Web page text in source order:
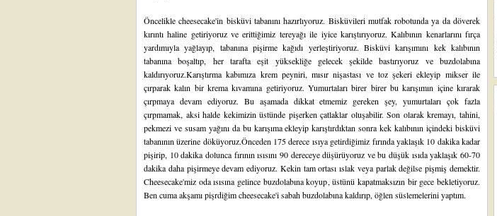
Öncelikle cheesecake'in bisküvi tabanını hazırlıyoruz. Bisküvileri mutfak robotunda ya da döverek
kırıntı haline getiriyoruz ve erittiğimiz tereyağı ile iyice karıştırıyoruz. Kalıbının kenarlarını fırça
yardımıyla yağlayıp, tabanına pişirme kağıdı yerleştiriyoruz. Bisküvi karışımını kek kalıbının
tabanına boşaltıp, her tarafta eşit yüksekliğe gelecek şekilde bastırıyoruz ve buzdolabına
kaldırıyoruz.Karıştırma kabımıza krem peyniri, mısır nişastası ve toz şekeri ekleyip mikser ile
çırparak kalın bir krema kıvamına getiriyoruz. Yumurtaları birer birer bu karışımın içine kırarak
çırpmaya devam ediyoruz. Bu aşamada dikkat etmemiz gereken şey, yumurtaları çok fazla
çırpmamak, aksi halde kekimizin üstünde pişerken çatlaklar oluşabilir. Son olarak kremayı, tahini,
pekmezi ve susam yağını da bu karışıma ekleyip karıştırdıktan sonra kek kalıbının içindeki bisküvi
tabanının üzerine döküyoruz.Önceden 175 derece ısıya getirdiğimiz fırında yaklaşık 10 dakika kadar
pişirip, 10 dakika dolunca fırının ısısını 90 dereceye düşürüyoruz ve bu düşük ısıda yaklaşık 60-70
dakika daha pişirmeye devam ediyoruz. Kekin tam ortası ıslak veya parlak değilse pişmiş demektir.
Cheesecake'miz oda ısısına gelince buzdolabına koyup, üstünü kapatmaksızın bir gece bekletiyoruz.
Ben cuma akşamı pişrdiğim cheesecake'i sabah buzdolabına kaldırıp, öğlen süslemelerini yaptım.